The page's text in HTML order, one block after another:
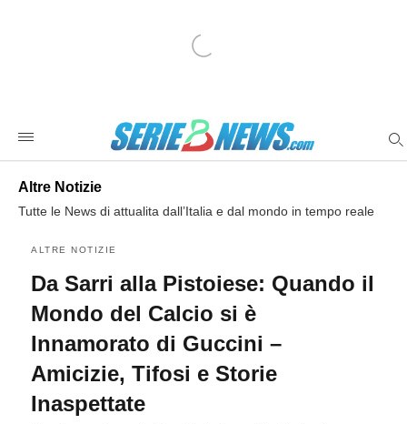
mondo-
calcio-
innamorato-
amicizie-
storie-
inaspettate/amp/
Altre Notizie
Tutte le News di attualita dall’Italia e dal mondo in tempo reale
ALTRE NOTIZIE
Da Sarri alla Pistoiese: Quando il
Mondo del Calcio si è
Innamorato di Guccini –
Amicizie, Tifosi e Storie
Inaspettate